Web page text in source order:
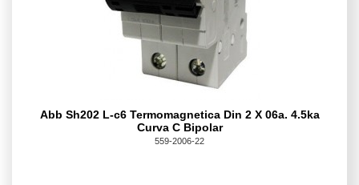
Abb Sh202 L-c6 Termomagnetica Din 2 X 06a. 4.5ka
Curva C Bipolar
559-2006-22